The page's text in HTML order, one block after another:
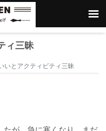
ィ三昧
いとアクティビティ三昧